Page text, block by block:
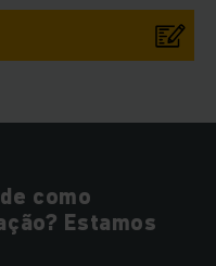
como
Estamos